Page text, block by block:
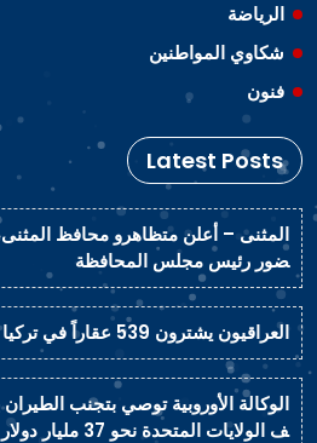
الرياضة
شكاوي المواطنين
فنون
Latest Posts
المثنى – أعلن متظاهرو محافظ
ضور رئيس مجلس المحافظة
العراقيون يشترون 539 عقاراً في تركيا خلال 6 أشهر
الوكالة الأوروبية توصي بتجنب
ف الولايات المتحدة نحو 37 مليار دولار